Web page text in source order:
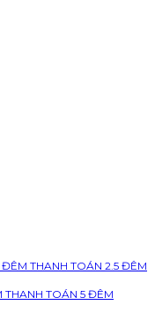
THANH TOÁN 2.5 ĐÊM
TOÁN 5 ĐÊM